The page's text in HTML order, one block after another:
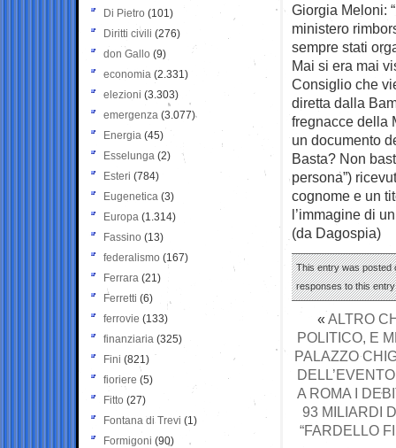
Giorgia Meloni:
ministero
sempre stati
Mai si era mai
Consiglio che
diretta dalla
fregnacce della
un documento
Basta? Non
persona”)
cognome e un
l’immagine di
(da Dagospia)
This entry was posted
responses to this
« ALTRO
POLITICO, E
PALAZZO
A ROMA I
93 MILIARDI
“FARDELLO
Di Pietro (101)
Diritti civili (276)
don Gallo (9)
economia (2.331)
elezioni (3.303)
emergenza (3.077)
Energia (45)
Esselunga (2)
Esteri (784)
Eugenetica (3)
Europa (1.314)
Fassino (13)
federalismo (167)
Ferrara (21)
Ferretti (6)
ferrovie (133)
finanziaria (325)
Fini (821)
fioriere (5)
Fitto (27)
Fontana di Trevi (1)
Formigoni (90)